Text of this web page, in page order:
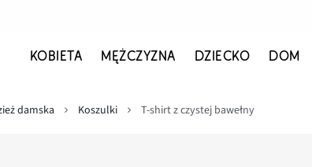
KOBIETA MĘŻCZYZNA DZIECKO DOM
damska Koszulki T-shirt z czystej bawełny